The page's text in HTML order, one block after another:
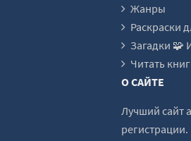
Жанры
Раскраски
Загадки 🧩
Читать
О САЙТЕ
Лучший сайт
регистрации.